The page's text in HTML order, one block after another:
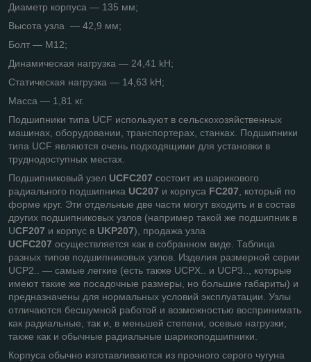
Диаметр корпуса — 135 мм;
Высота узла — 42,9 мм;
Болт — M12;
Динамическая нагрузка — 24,41 kН;
Статическая нагрузка — 14,63 kН;
Масса — 1,81 кг.
Подшипники типа UCF используют в сельскохозяйственных
машинах, оборудовании, транспортерах, станках. Подшипники
типа UCF являются очень подходящими для установки в
труднодоступных местах.
Подшипниковый узел UCFC207 состоит из шарикового
радиального подшипника UC207 и корпуса FC207, который по
форме круг. Эти отдельные две части могут входить и в состав
других подшипниковых узлов (например такой же подшипник в
UCF207 и корпус в UKP207), продажа узла
UCFC207 осуществляется как в собранном виде. Таблица
разных типов подшипниковых узлов. Изделия размерной серии
UCP2.. — самые легкие (есть также UCPX.. и UCP3.., которые
имеют такие же посадочные размеры, но большие габариты) и
предназначены для нормальных условий эксплуатации. Узлы
отличаются бесшумной работой и возможностью воспринимать
как радиальные, так и, в меньшей степени, осевые нагрузки,
также как и обычные радиальные шарикоподшипники.
Корпуса обычно изготавливаются из прочного серого чугуна